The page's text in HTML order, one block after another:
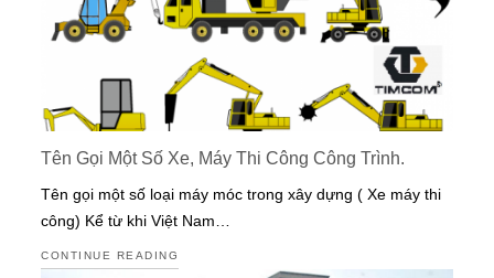
Tên Gọi Một Số Xe, Máy Thi Công Công Trình.
Tên gọi một số loại máy móc trong xây dựng ( Xe máy thi
công) Kể từ khi Việt Nam…
CONTINUE READING